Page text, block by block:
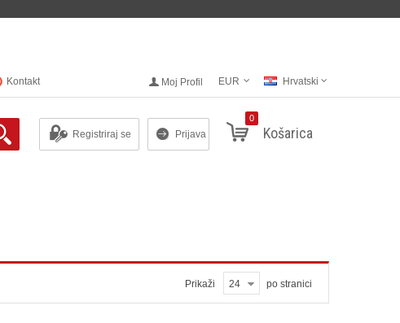
Kontakt Moj Profil EUR Hrvatski
0
Košarica
Registriraj se Prijava
Prikaži 24 po stranici